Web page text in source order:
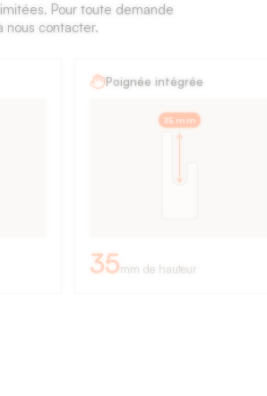
Pour toute demande
nous contacter.
Poignée intégrée
35 mm
35mm de hauteur